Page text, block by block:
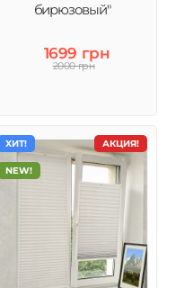
бирюзовый"
1699 грн
2000 грн
АКЦИЯ!
ХИТ!
NEW!